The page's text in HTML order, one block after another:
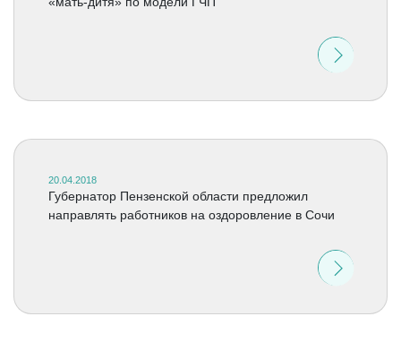
20.04.2018
Губернатор Пензенской области предложил
направлять работников на оздоровление в Сочи